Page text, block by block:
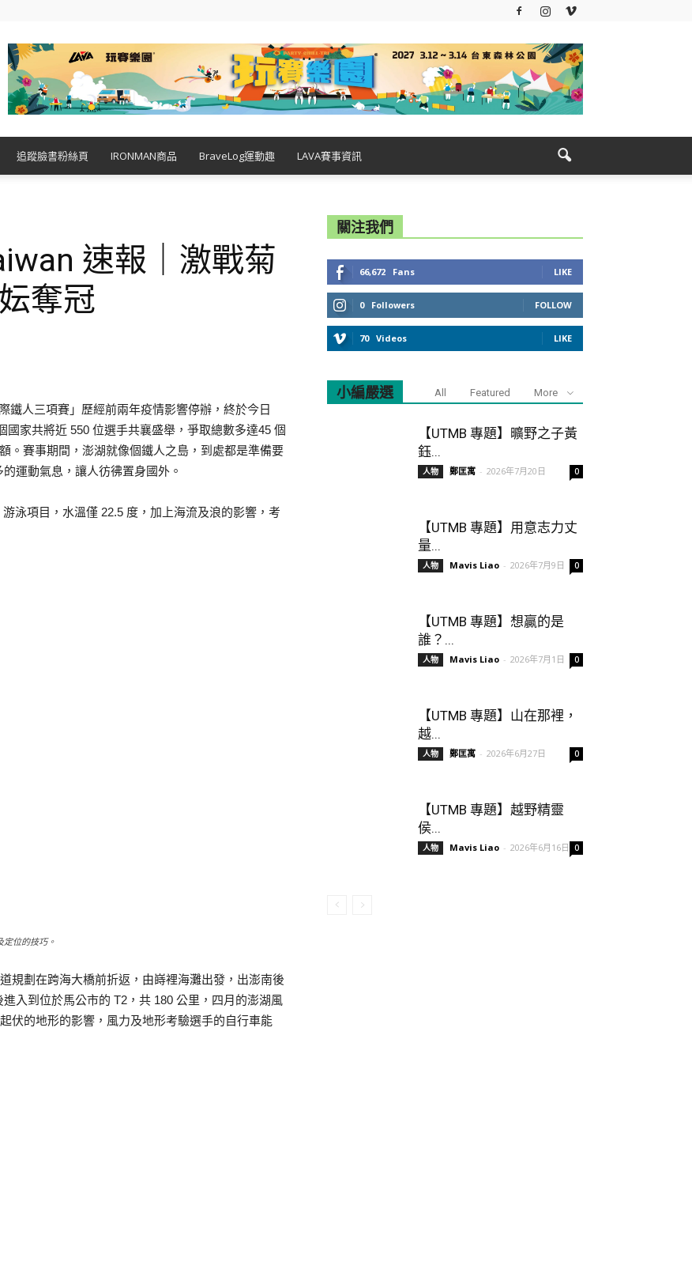
追蹤臉書粉絲頁 IRONMAN商品 BraveLog運動趣 LAVA賽事資訊
速報｜激戰菊
奪冠
鐵人三項賽」歷經前兩年疫情影響停辦，終於今日
國家共將近 550 位選手共襄盛舉，爭取總數多達45 個
。賽事期間，澎湖就像個鐵人之島，到處都是準備要
運動氣息，讓人彷彿置身國外。
泳項目，水溫僅 22.5 度，加上海流及浪的影響，考
定位的技巧。
規劃在跨海大橋前折返，由嵵裡海灘出發，出澎南後
入到位於馬公市的 T2，共 180 公里，四月的澎湖風
伏的地形的影響，風力及地形考驗選手的自行車能
關注我們
66,672 Fans LIKE
0 Followers FOLLOW
70 Videos LIKE
小編嚴選 All Featured More
【UTMB 專題】曠野之子黃
鈺...
人物 鄭匡寓 - 2026年7月20日 0
【UTMB 專題】用意志力丈
量...
人物 Mavis Liao - 2026年7月9日 0
【UTMB 專題】想贏的是
誰？...
人物 Mavis Liao - 2026年7月1日 0
【UTMB 專題】山在那裡，
越...
人物 鄭匡寓 - 2026年6月27日 0
【UTMB 專題】越野精靈
侯...
人物 Mavis Liao - 2026年6月16日 0